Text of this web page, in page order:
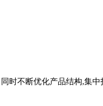
时不断优化产品结构,集